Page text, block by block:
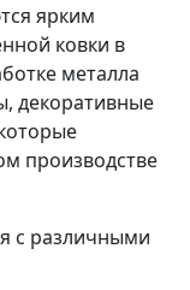
ярким
ковки в
металла
декоративные
производстве
с различными